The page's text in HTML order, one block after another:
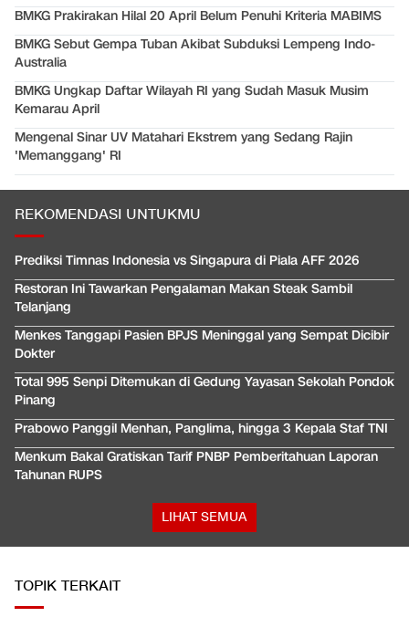
BMKG Prakirakan Hilal 20 April Belum Penuhi Kriteria MABIMS
BMKG Sebut Gempa Tuban Akibat Subduksi Lempeng Indo-
Australia
BMKG Ungkap Daftar Wilayah RI yang Sudah Masuk Musim
Kemarau April
Mengenal Sinar UV Matahari Ekstrem yang Sedang Rajin
'Memanggang' RI
REKOMENDASI UNTUKMU
Prediksi Timnas Indonesia vs Singapura di Piala AFF 2026
Restoran Ini Tawarkan Pengalaman Makan Steak Sambil
Telanjang
Menkes Tanggapi Pasien BPJS Meninggal yang Sempat Dicibir
Dokter
Total 995 Senpi Ditemukan di Gedung Yayasan Sekolah Pondok
Pinang
Prabowo Panggil Menhan, Panglima, hingga 3 Kepala Staf TNI
Menkum Bakal Gratiskan Tarif PNBP Pemberitahuan Laporan
Tahunan RUPS
LIHAT SEMUA
TOPIK TERKAIT